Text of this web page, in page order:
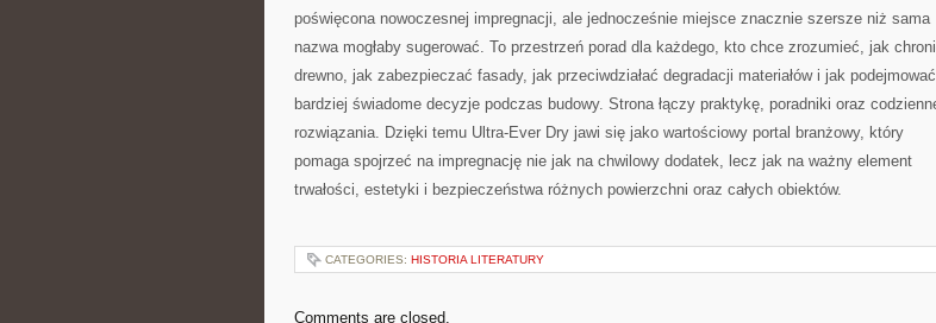
poświęcona nowoczesnej impregnacji, ale jednocześnie miejsce znacznie szersze niż sama
nazwa mogłaby sugerować. To przestrzeń porad dla każdego, kto chce zrozumieć, jak
drewno, jak zabezpieczać fasady, jak przeciwdziałać degradacji materiałów i jak podejmować
bardziej świadome decyzje podczas budowy. Strona łączy praktykę, poradniki oraz
rozwiązania. Dzięki temu Ultra-Ever Dry jawi się jako wartościowy portal branżowy, który
pomaga spojrzeć na impregnację nie jak na chwilowy dodatek, lecz jak na ważny element
trwałości, estetyki i bezpieczeństwa różnych powierzchni oraz całych obiektów.
CATEGORIES: HISTORIA LITERATURY
Comments are closed.